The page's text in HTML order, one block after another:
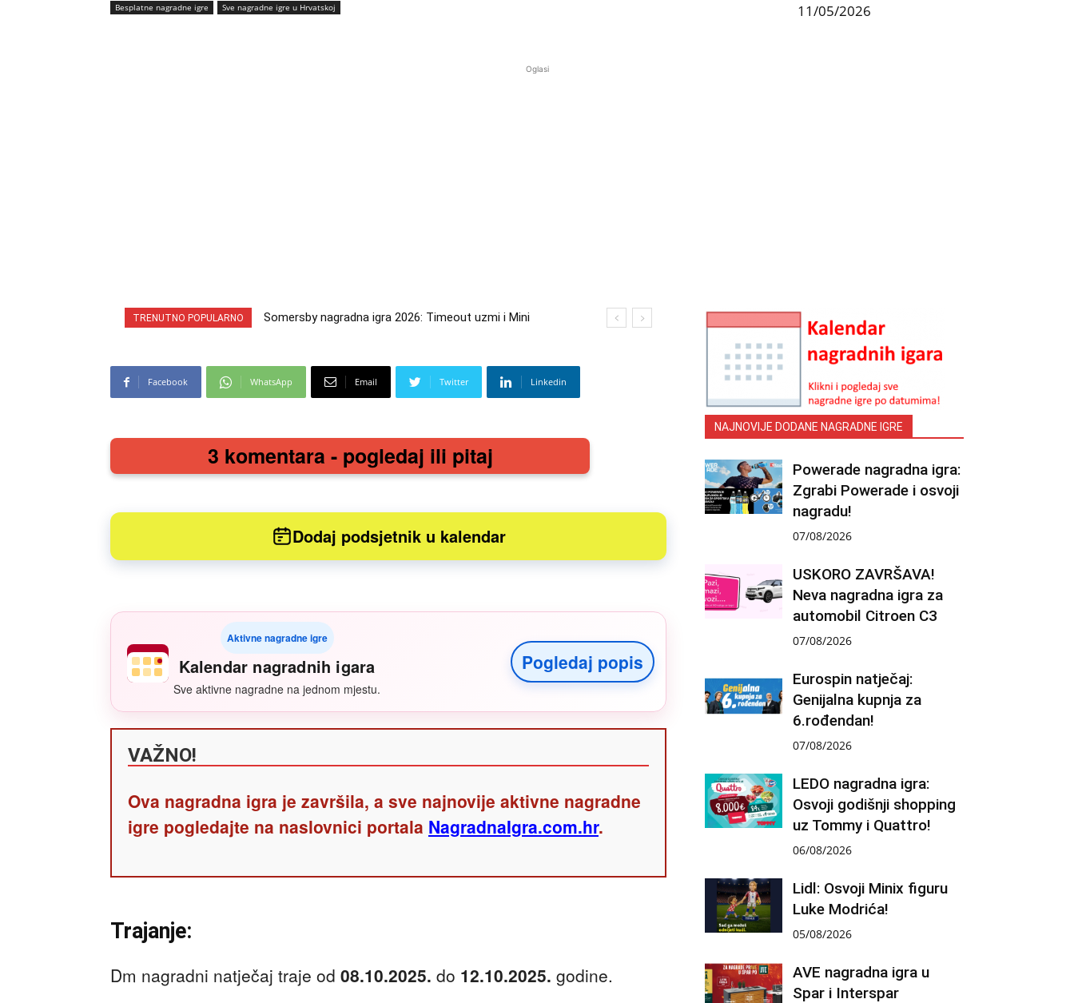
Besplatne nagradne igre Sve nagradne igre u Hrvatskoj 11/05/2026
Oglasi
TRENUTNO POPULARNO
Somersby nagradna igra 2026: Timeout uzmi i Mini
INA nagradna igra 2026: Kupi bilo što i osvoji putovanje
Facebook WhatsApp Email Twitter Linkedin
3 komentara - pogledaj ili pitaj
Dodaj podsjetnik u kalendar
Aktivne nagradne igre
Kalendar nagradnih igara
Sve aktivne nagradne na jednom mjestu.
Pogledaj popis
VAŽNO!
Ova nagradna igra je završila, a sve najnovije aktivne nagradne
igre pogledajte na naslovnici portala NagradnaIgra.com.hr.
Trajanje:
Dm nagradni natječaj traje od 08.10.2025. do 12.10.2025. godine.
NAJNOVIJE DODANE NAGRADNE IGRE
Powerade nagradna igra:
Zgrabi Powerade i osvoji
nagradu!
07/08/2026
USKORO ZAVRŠAVA!
Neva nagradna igra za
automobil Citroen C3
07/08/2026
Eurospin natječaj:
Genijalna kupnja za
6.rođendan!
07/08/2026
LEDO nagradna igra:
Osvoji godišnji shopping
uz Tommy i Quattro!
06/08/2026
Lidl: Osvoji Minix figuru
Luke Modrića!
05/08/2026
AVE nagradna igra u
Spar i Interspar